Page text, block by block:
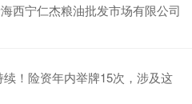
西宁仁杰粮油批发市场有限公司
！险资年内举牌15次，涉及这